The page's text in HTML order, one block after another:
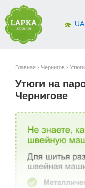
UA
Главная › Чернигов ›
Утюги на
Чернигове